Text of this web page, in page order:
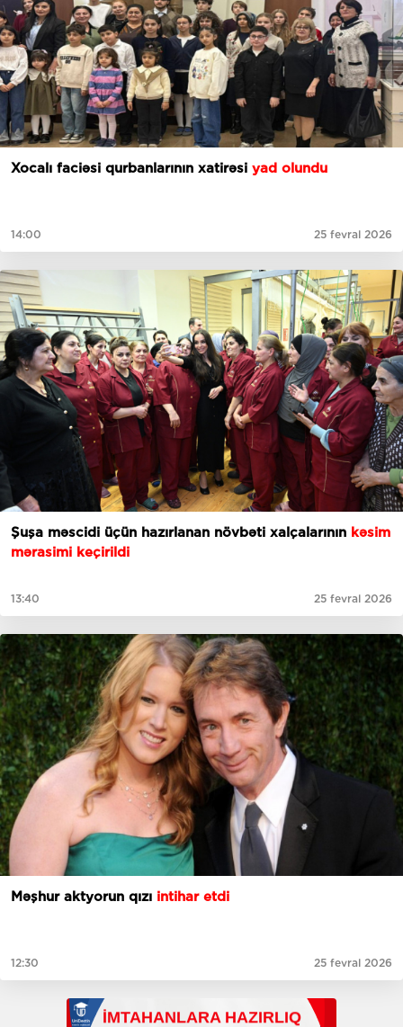
Xocalı faciəsi qurbanlarının xatirəsi yad olundu
14:00 25 fevral 2026
Şuşa məscidi üçün hazırlanan növbəti xalçalarının kəsim
mərasimi keçirildi
13:40 25 fevral 2026
Məşhur aktyorun qızı intihar etdi
12:30 25 fevral 2026